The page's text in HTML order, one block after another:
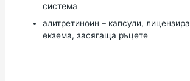
система
алитретиноин – капсули,
екзема, засягаща ръцете